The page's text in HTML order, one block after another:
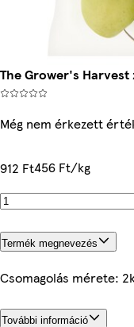
The Grower's Harvest
Még nem érkezett
912 Ft456 Ft/kg
Termék megnevezés
Csomagolás mérete:
További információ